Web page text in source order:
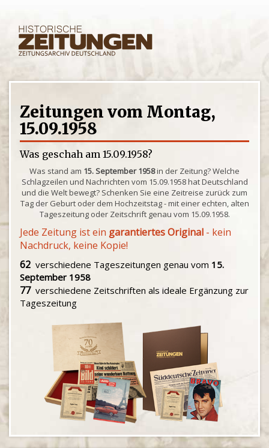
Zeitungen vom Montag,
15.09.1958
Was geschah am 15.09.1958?
Was stand am 15. September 1958in der Zeitung? Welche
Schlagzeilen und Nachrichten vom 15.09.1958 hat Deutschland
und die Welt bewegt? Schenken Sie eine Zeitreise zurück zum
Tag der Geburt oder dem Hochzeitstag - mit einer echten, alten
Tageszeitung oder Zeitschrift genau vom 15.09.1958.
Jede Zeitung ist ein garantiertes Original - kein
Nachdruck, keine Kopie!
62 verschiedene Tageszeitungen genau vom 15.
September 1958
77verschiedene Zeitschriften als ideale Ergänzung zur
Tageszeitung